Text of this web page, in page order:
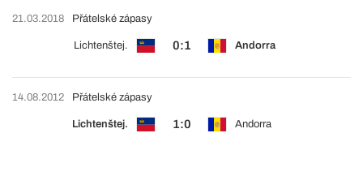
21.03.2018
Lichtenštej. 0:1 Andorra
Přátelské zápasy
14.08.2012
Lichtenštej. 1:0 Andorra
Přátelské zápasy